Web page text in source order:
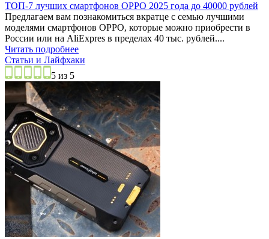
ТОП-7 лучших смартфонов OPPO 2025 года до 40000 рублей
Предлагаем вам познакомиться вкратце с семью лучшими
моделями смартфонов OPPO, которые можно приобрести в
России или на AliExpres в пределах 40 тыс. рублей....
Читать подробнее
Статьи и Лайфхаки
5 из 5